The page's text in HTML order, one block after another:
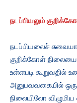
நடப்பியலும்
நடப்பியலைச்
குறிக்கோள்
உள்ளபடி கூறுவதில்
அனுபவவகையில்
நிலையிலோ விழுமிய